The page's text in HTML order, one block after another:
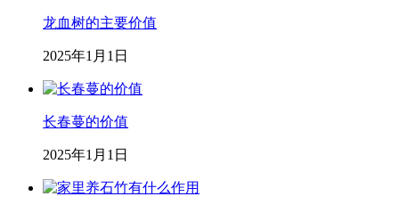
龙血树的主要价值
2025年1月1日
长春蔓的价值
2025年1月1日